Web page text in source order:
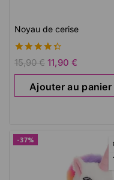
Noyau de cerise
4.43
de 5
15,90€ 11,90 €
Ajouter au panier
-37%